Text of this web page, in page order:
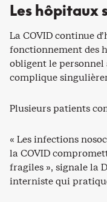
Les hôpitaux
La COVID continue
fonctionnement des
obligent le personnel
complique
Plusieurs patients
« Les infections
la COVID
fragiles », signale la
interniste qui